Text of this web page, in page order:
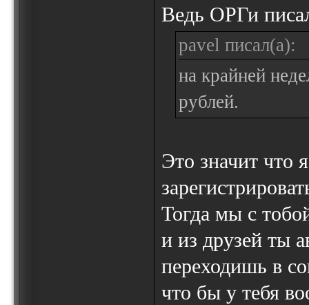
Ведь ОРГи
pavel писал(а):
на крайней
рублей.
Это значит что
Тогда мы с
и из друзей ты
переходишь в
что бы у тебя